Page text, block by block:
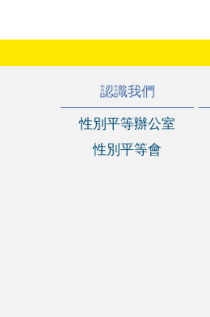
認識我們
性別平等辦公室
性別平等會